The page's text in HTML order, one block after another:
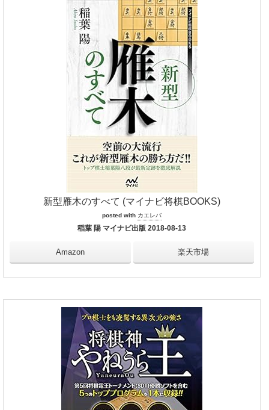
新型雁木のすべて (マイナビ将棋BOOKS)
posted with カエレバ
稲葉 陽 マイナビ出版 2018-08-13
Amazon 楽天市場